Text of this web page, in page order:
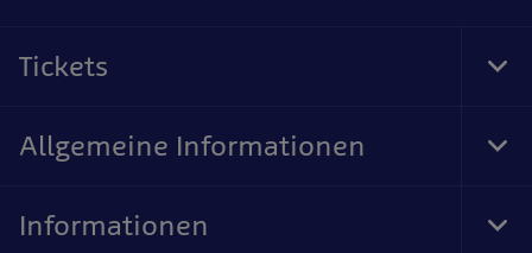
Tickets
Allgemeine Informationen
Informationen